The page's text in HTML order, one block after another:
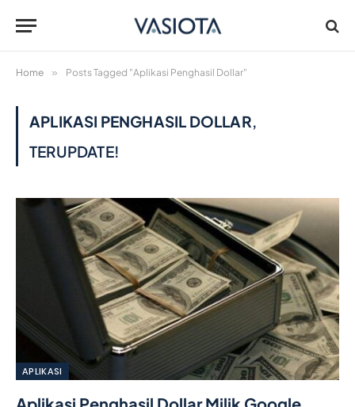
Home » Posts Tagged "Aplikasi Penghasil Dollar"
APLIKASI PENGHASIL DOLLAR,
TERUPDATE!
APLIKASI
Aplikasi Penghasil Dollar Milik Google